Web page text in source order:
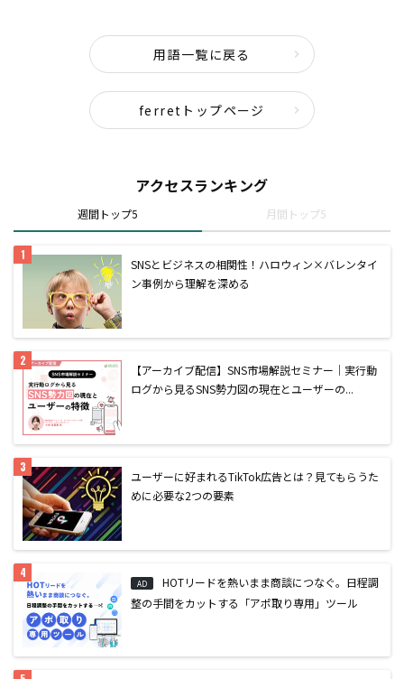
用語一覧に戻る
ferretトップページ
アクセスランキング
週間トップ5 月間トップ5
SNSとビジネスの相関性！ハロウィン×バレンタイ
ン事例から理解を深める
【アーカイブ配信】SNS市場解説セミナー｜実行動
ログから見るSNS勢力図の現在とユーザーの...
ユーザーに好まれるTikTok広告とは？見てもらうた
めに必要な2つの要素
AD
HOTリードを熱いまま商談につなぐ。日程調
整の手間をカットする「アポ取り専用」ツール